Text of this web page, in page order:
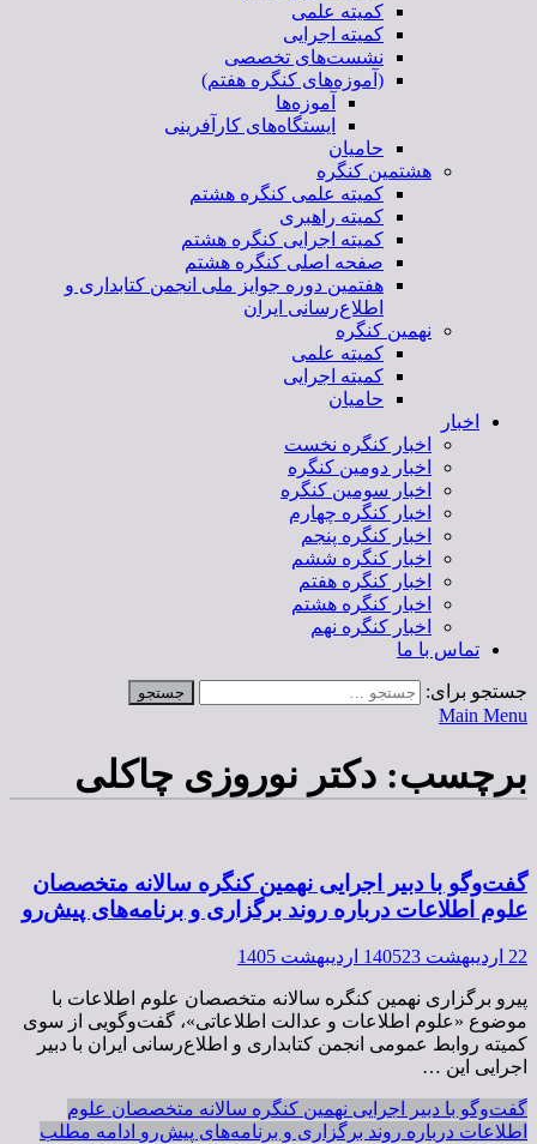
کمیته علمی
کمیته اجرایی
نشست‌های تخصصی
(آموزه‌های کنگره هفتم)
آموزه‌ها
ایستگاه‌های کارآفرینی
حامیان
هشتمین کنگره
کمیته علمی کنگره هشتم
کمیته راهبری
کمیته اجرایی کنگره هشتم
صفحه اصلی کنگره هشتم
هفتمین دوره جوایز ملی انجمن کتابداری و
اطلاع‌رسانی ایران
نهمین کنگره
کمیته علمی
کمیته اجرایی
حامیان
اخبار
اخبار کنگره نخست
اخبار دومین کنگره
اخبار سومین کنگره
اخبار کنگره چهارم
اخبار کنگره پنجم
اخبار کنگره ششم
اخبار کنگره هفتم
اخبار کنگره هشتم
اخبار کنگره نهم
تماس با ما
جستجو برای:
Main Menu
برچسب: دکتر نوروزی چاکلی
گفت‌وگو با دبیر اجرایی نهمین کنگره سالانه متخصصان
علوم اطلاعات درباره روند برگزاری و برنامه‌های پیش‌رو
22 اردیبهشت 1405 23 اردیبهشت 1405
پیرو برگزاری نهمین کنگره سالانه متخصصان علوم اطلاعات با
موضوع «علوم اطلاعات و عدالت اطلاعاتی»، گفت‌وگویی از سوی
کمیته روابط عمومی انجمن کتابداری و اطلاع‌رسانی ایران با دبیر
اجرایی این …
گفت‌وگو با دبیر اجرایی نهمین کنگره سالانه متخصصان علوم
اطلاعات درباره روند برگزاری و برنامه‌های پیش‌رو ادامه مطلب